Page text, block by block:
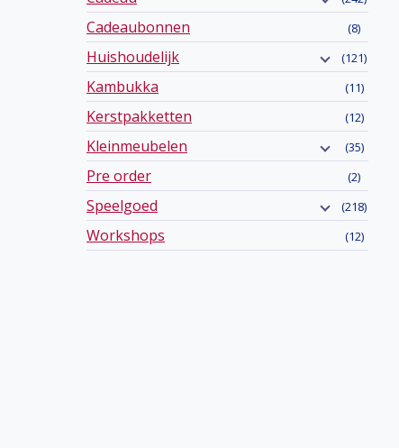
Cadeaubonnen (8)
Huishoudelijk (121)
Kambukka (11)
Kerstpakketten (12)
Kleinmeubelen (35)
Pre order (2)
Speelgoed (218)
Workshops (12)